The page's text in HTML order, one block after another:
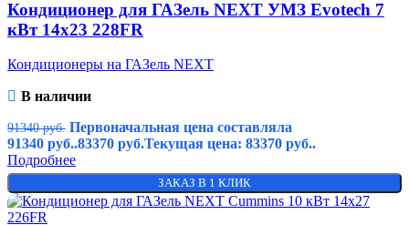
Кондиционер для ГАЗель NEXT УМЗ Evotech 7
кВт 14х23 228FR
Кондиционеры на ГАЗель NEXT
В наличии
91340руб. Первоначальная цена составляла
91340 руб..83370 руб.Текущая цена: 83370 руб..
Подробнее
ЗАКАЗ В 1 КЛИК